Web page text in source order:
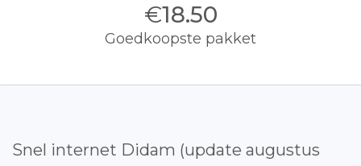
€18.50
Goedkoopste pakket
Snel internet Didam (update augustus